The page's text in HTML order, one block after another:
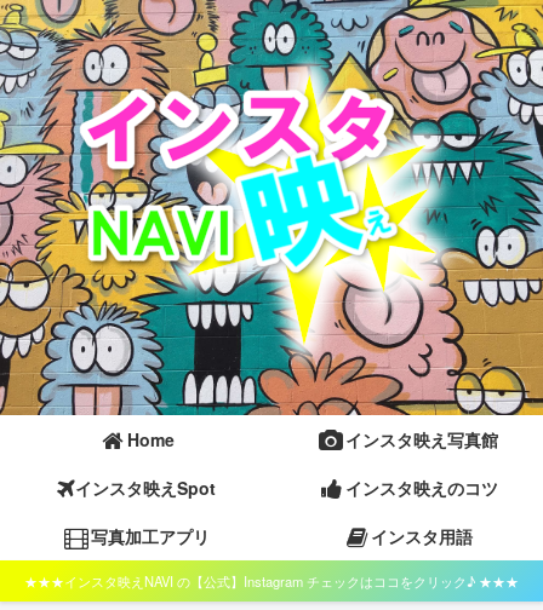
Home
インスタ映え写真館
インスタ映えSpot
インスタ映えのコツ
写真加工アプリ
インスタ用語
★★★インスタ映えNAVI の【公式】Instagram チェックはココをクリック♪ ★★★